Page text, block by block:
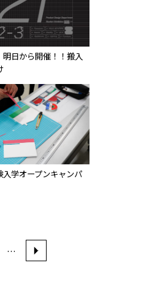
明日から開催！！搬入
入学オープンキャンパ
…